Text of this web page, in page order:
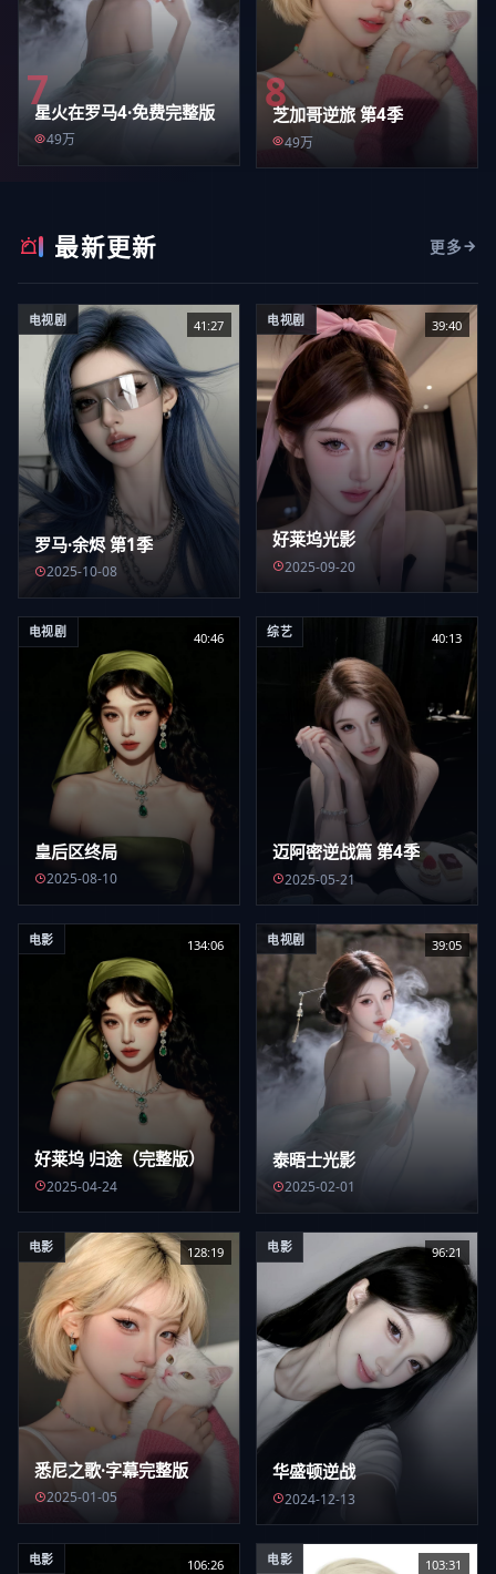
7
星火在罗马4·免费完整版
49万
8
芝加哥逆旅 第4季
49万
最新更新 更多
电视剧 41:27
罗马·余烬 第1季
2025-10-08
电视剧 39:40
好莱坞光影
2025-09-20
电视剧 40:46
皇后区终局
2025-08-10
综艺 40:13
迈阿密逆战篇 第4季
2025-05-21
电影 134:06
好莱坞 归途（完整版）
2025-04-24
电视剧 39:05
泰晤士光影
2025-02-01
电影 128:19
悉尼之歌·字幕完整版
2025-01-05
电影 96:21
华盛顿逆战
2024-12-13
电影 106:26 电影 103:31